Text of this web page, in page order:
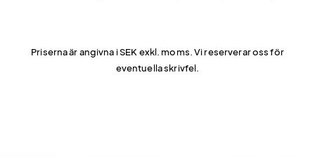
Priserna är angivna i SEK exkl. moms. Vi reserverar oss för
eventuella skrivfel.